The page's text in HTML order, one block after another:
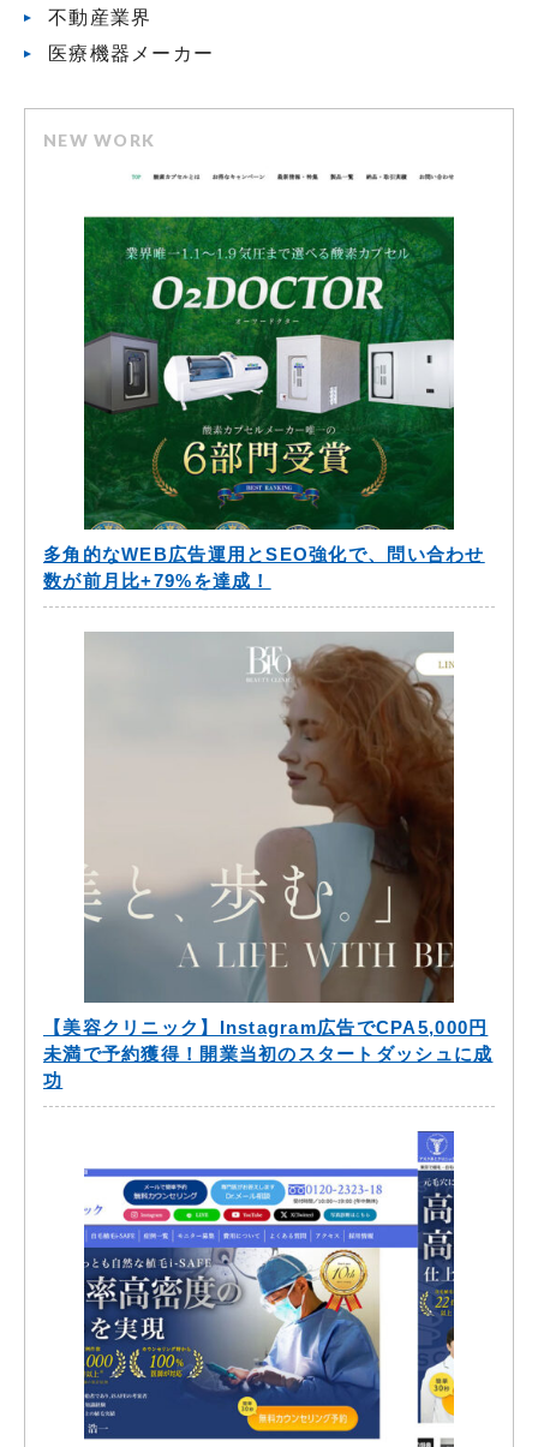
不動産業界
医療機器メーカー
NEW WORK
多角的なWEB広告運用とSEO強化で、問い合わせ
数が前月比+79%を達成！
【美容クリニック】Instagram広告でCPA5,000円
未満で予約獲得！開業当初のスタートダッシュに成
功